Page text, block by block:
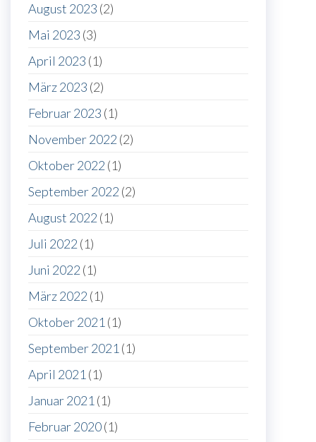
August 2023 (2)
Mai 2023 (3)
April 2023 (1)
März 2023 (2)
Februar 2023 (1)
November 2022 (2)
Oktober 2022 (1)
September 2022 (2)
August 2022 (1)
Juli 2022 (1)
Juni 2022 (1)
März 2022 (1)
Oktober 2021 (1)
September 2021 (1)
April 2021 (1)
Januar 2021 (1)
Februar 2020(1)